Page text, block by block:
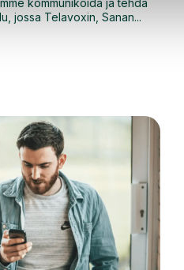
jossa Telavoxin, Sanan...